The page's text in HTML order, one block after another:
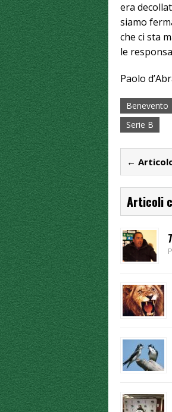
era
siamo
che ci sta
le
Paolo
Benevento
Serie B
←
Articoli